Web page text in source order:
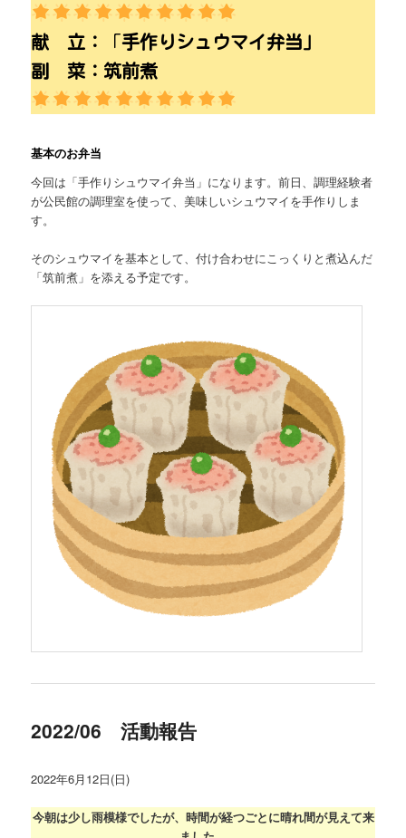
献 立： 「手作りシュウマイ弁当」
副 菜：筑前煮
基本のお弁当
今回は「手作りシュウマイ弁当」になります。前日、調理経験者
が公民館の調理室を使って、美味しいシュウマイを手作りしま
す。
そのシュウマイを基本として、付け合わせにこっくりと煮込んだ
「筑前煮」を添える予定です。
2022/06 活動報告
2022年6月12日(日)
今朝は少し雨模様でしたが、時間が経つごとに晴れ間が見えて来